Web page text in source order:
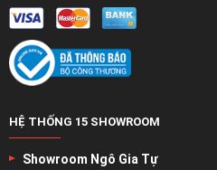
cách hơn với ghế sofa zSofa.
HỆ THỐNG 15 SHOWROOM
Showroom Ngô Gia Tự